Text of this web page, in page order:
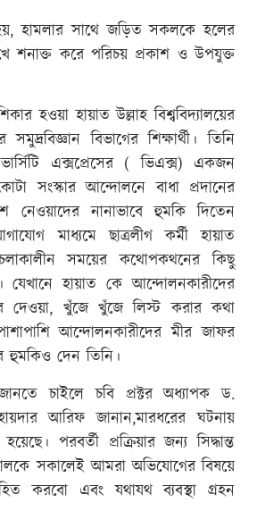
হামলার সাথে জড়িত সকলকে হলের
শনাক্ত করে পরিচয় প্রকাশ ও উপযুক্ত
হওয়া হায়াত উল্লাহ বিশ্ববিদ্যালয়ের
সমুদ্রবিজ্ঞান বিভাগের শিক্ষার্থী। তিনি
এক্সপ্রেসের ( ভিএক্স) একজন
সংস্কার আন্দোলনে বাধা প্রদানের
নেওয়াদের নানাভাবে হুমকি দিতেন
মাধ্যমে ছাত্রলীগ কর্মী হায়াত
সময়ের কথোপকথনের কিছু
যেখানে হায়াত কে আন্দোলনকারীদের
দেওয়া, খুঁজে খুঁজে লিস্ট করার কথা
আন্দোলনকারীদের মীর জাফর
হুমকিও দেন তিনি।
চাইলে চবি প্রক্টর অধ্যাপক ড.
আরিফ জানান,মারধরের ঘটনায়
পরবর্তী প্রক্রিয়ার জন্য সিদ্ধান্ত
সকালেই আমরা অভিযোগের বিষয়ে
করবো এবং যথাযথ ব্যবস্থা গ্রহন